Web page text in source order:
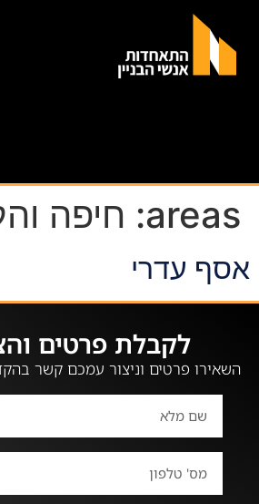
areas: חיפה
אסף עדרי
לקבלת פרטים
השאירו פרטים וניצור עמכם קשר